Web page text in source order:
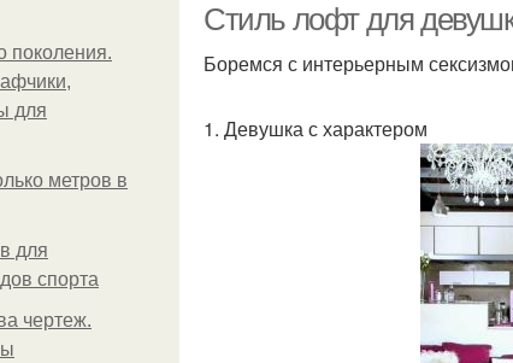
поколения.
для
метров в
для
спорта
чертеж.
Стиль лофт для
Боремся с интерьерным
1. Девушка с характером